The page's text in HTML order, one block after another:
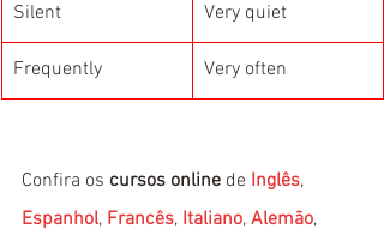
Silent Very quiet
Frequently Very often
Confira os cursos online de Inglês,
Espanhol, Francês, Italiano, Alemão,